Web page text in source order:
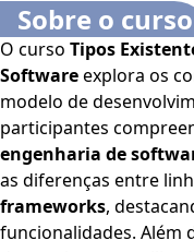
Sobre o curso
O curso Tipos
Softwareexplora os
modelo de
participantes
engenharia de
as diferenças entre
frameworks,
funcionalidades. Além